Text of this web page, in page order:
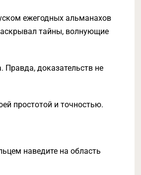
ежегодных альманахов
тайны, волнующие
Правда, доказательств не
простотой и точностью.
наведите на область